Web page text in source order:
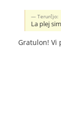
Terurĉjo:
La plej
Gratulon! Vi